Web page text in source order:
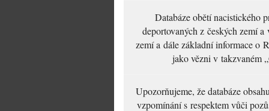
Databáze obětí nacistického
deportovaných z českých zemí
zemí a dále základní informace o
jako vězni v takzvaném
Upozorňujeme, že databáze
vzpomínání s respektem vůči